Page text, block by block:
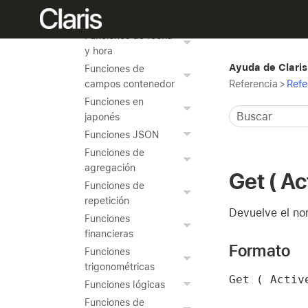
Funciones de hora
y hora
Funciones de
campos contenedor
Funciones en
japonés
Funciones JSON
Funciones de
agregación
Funciones de
repetición
Funciones
financieras
Funciones
trigonométricas
Funciones lógicas
Funciones de
Ayuda de
Referencia >
Get (
Devuelve el
Formato
Get (